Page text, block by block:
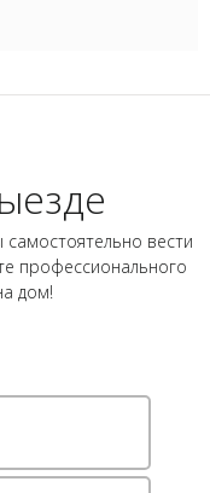
вести
профессионального
дом!